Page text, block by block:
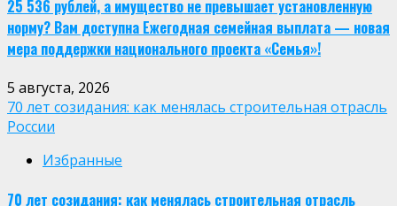
25 536 рублей, а имущество не превышает установленную
норму? Вам доступна Ежегодная семейная выплата — новая
мера поддержки национального проекта «Семья»!
5 августа, 2026
70 лет созидания: как менялась строительная отрасль
России
Избранные
70 лет созидания: как менялась строительная отрасль